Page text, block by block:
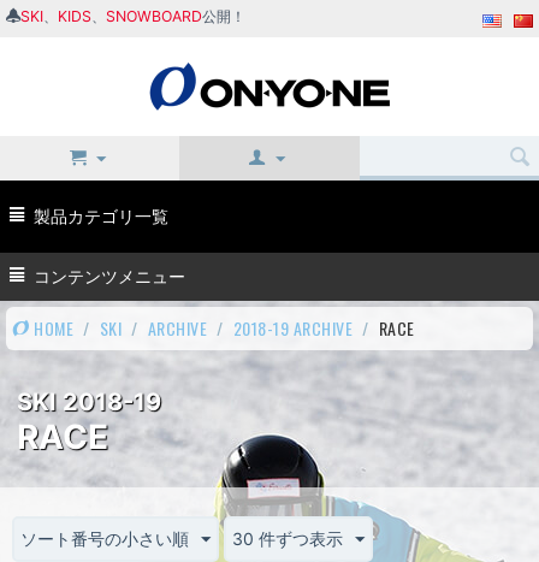
SKI KIDS SNOWBOARD公開！
製品カテゴリ一覧
コンテンツメニュー
HOME / SKI / ARCHIVE / 2018-19 ARCHIVE / RACE
SKI 2018-19
RACE
ソート番号の小さい順 30 件ずつ表示